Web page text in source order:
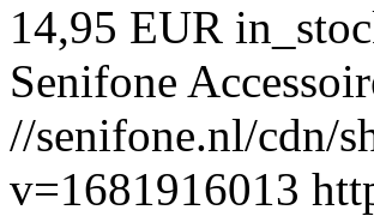
14,95 EUR
Senifone
//senifone.nl/cdn/
v=1681916013